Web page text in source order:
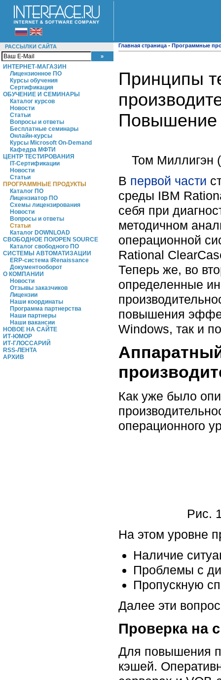
РАССЫЛКИ САЙТА
ИНТЕРНЕТ-МАГАЗИН
Лицензионное ПО
Курсы обучения
Сертификация
ОБУЧЕНИЕ И СЕМИНАРЫ
Каталог курсов
Новости
Статьи
Вопросы и ответы
Бесплатные семинары
Онлайн-курсы
Курсы Microsoft On-Demand
Кафедра МФТИ
ЦЕНТР ТЕСТИРОВАНИЯ
IT-Сертификации
Новости
Статьи
ПРОГРАММНЫЕ ПРОДУКТЫ
Каталог ПО
Лицензиатор ПО
Схемы лицензирования
Новости
Вопросы и ответы
Статьи
Каталог DOWNLOAD
СВОБОДНОЕ ПО/OPEN SOURCE
Каталог свободного ПО
СИСТЕМЫ АВТОМАТИЗАЦИИ
ERP-система iRenaissance
Документооборот
О КОМПАНИИ
Новости
Отзывы заказчиков
Лицензии
Наши координаты
Программа партнерства
Наши партнеры
Наши вакансии
НОВОЕ НА САЙТЕ
ИТ-ЮМОР
ИТ-ГЛОССАРИЙ
RSS-ЛЕНТА
АРХИВ
Главная страница - Программные
Принципы
Повышение
Том Миллигэн
В первой части
среды IBM
себя при
методичном
операционной
Rational
Теперь же, во
определенные
повышения
Windows, так и
Как уже было
операционного
Рис.
На этом уровне
Наличие
Проблемы с
Пропускную
Далее эти
Проверка на
Для повышения
кэшей.